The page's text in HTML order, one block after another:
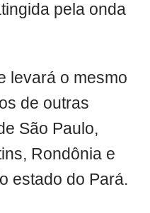
pela onda
levará o mesmo
de outras
São Paulo,
Rondônia e
estado do Pará.